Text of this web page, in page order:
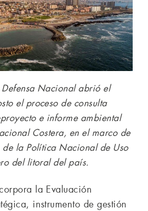
Nacional abrió el
el proceso de consulta
e informe ambiental
Costera, en el marco de
la Política Nacional de Uso
del litoral del país.
la Evaluación
instrumento de gestión